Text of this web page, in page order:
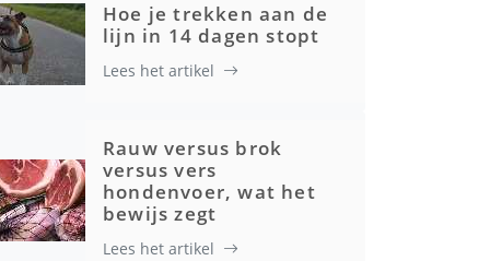
Hoe je trekken aan de
lijn in 14 dagen stopt
Lees het artikel
Rauw versus brok
versus vers
hondenvoer, wat het
bewijs zegt
Lees het artikel